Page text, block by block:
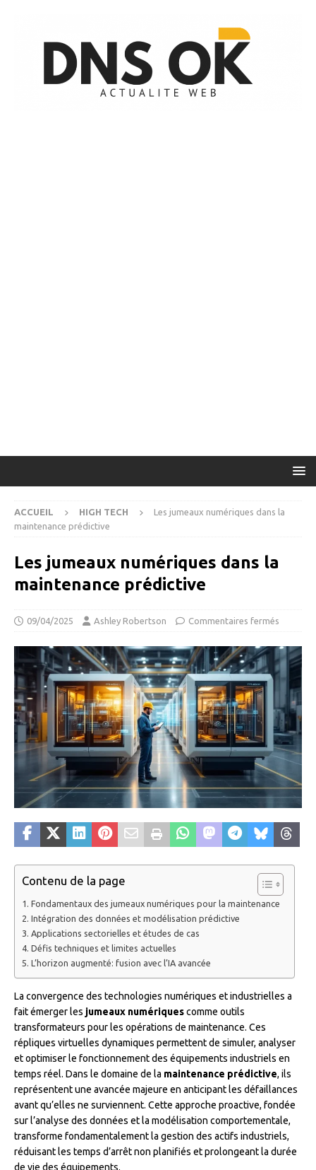
ACCUEIL HIGH TECH
Les jumeaux numériques dans la
maintenance prédictive
Les jumeaux numériques dans la
maintenance prédictive
09/04/2025 Ashley Robertson Commentaires fermés
Contenu de la page
Fondamentaux des jumeaux numériques pour la maintenance
Intégration des données et modélisation prédictive
Applications sectorielles et études de cas
Défis techniques et limites actuelles
L’horizon augmenté: fusion avec l’IA avancée
La convergence des technologies numériques et industrielles a
fait émerger les jumeaux numériquescomme outils
transformateurs pour les opérations de maintenance. Ces
répliques virtuelles dynamiques permettent de simuler, analyser
et optimiser le fonctionnement des équipements industriels en
temps réel. Dans le domaine de la maintenance prédictive, ils
représentent une avancée majeure en anticipant les défaillances
avant qu’elles ne surviennent. Cette approche proactive, fondée
sur l’analyse des données et la modélisation comportementale,
transforme fondamentalement la gestion des actifs industriels,
réduisant les temps d’arrêt non planifiés et prolongeant la durée
de vie des équipements.